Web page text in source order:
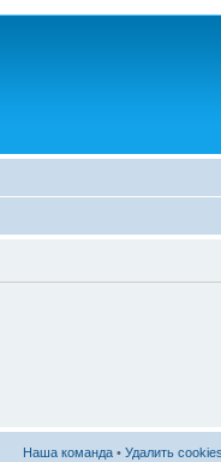
Наша команда • Удалить